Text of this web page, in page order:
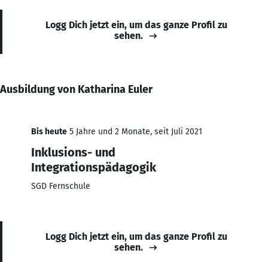
Logg Dich jetzt ein, um das ganze Profil zu
sehen.
Ausbildung von Katharina Euler
Bis heute 5 Jahre und 2 Monate, seit Juli 2021
Inklusions- und
Integrationspädagogik
SGD Fernschule
Logg Dich jetzt ein, um das ganze Profil zu
sehen.